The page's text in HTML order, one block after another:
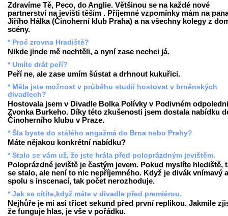
Zdravíme Tě, Peco, do Anglie. Většinou se na každé nové
partnerství na jevišti těším . Příjemné vzpomínky mám na
Jiřího Hálka (Činoherní klub Praha) a na všechny kolegy z
scény.
* Proč zrovna Hradiště?
Nikde jinde mě nechtěli, a nyní zase nechci já.
* Umíte drát peří?
Peří ne, ale zase umím šústat a drhnout kukuřici.
* Měla jste možnost v průběhu studií hostovat v brněnských
divadlech?
Hostovala jsem v Divadle Bolka Polívky v Podivném
Zvonka Burkeho. Díky této zkušenosti jsem dostala nabídku
Činoherního klubu v Praze.
* Šla byste do stálého angažmá do Brna nebo Prahy?
Máte nějakou konkrétní nabídku?
* Stalo se vám už, že jste hrála před poloprázdným jevištěm.
Poloprázdné jeviště je častým jevem. Pokud myslíte hlediště,
se stalo, ale není to nic nepříjemného. Když je divák vnímavý
spolu s inscenací, tak počet nerozhoduje.
* Jak se cítíte,když máte v divadle před premiérou.
Nejhůře je mi asi třicet sekund před první replikou. Jakmile
že funguje hlas, je vše v pořádku.